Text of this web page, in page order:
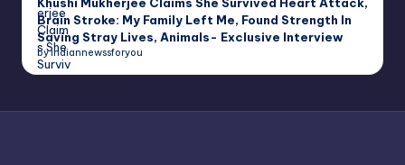
Brain Stroke: My Family Left Me, Found Strength In
Saving Stray Lives, Animals- Exclusive Interview
by indiannewssforyou